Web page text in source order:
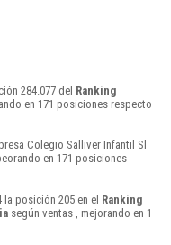
284.077 del Ranking
en 171 posiciones respecto
Colegio Salliver Infantil Sl
en 171 posiciones
posición 205 en el Ranking
según ventas , mejorando en 1